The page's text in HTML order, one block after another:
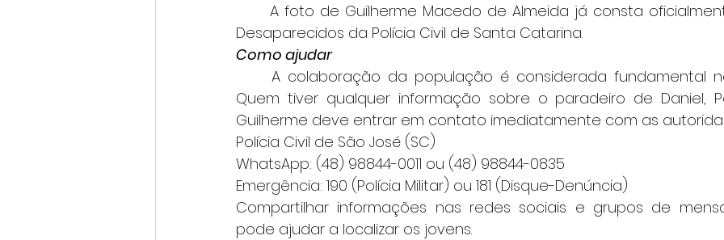
Desaparecidos da Polícia Civil de Santa Catarina.
Como ajudar
Quem tiver qualquer informação sobre o paradeiro de Daniel,
Guilherme deve entrar em contato imediatamente com as
Polícia Civil de São José (SC)
WhatsApp: (48) 98844-0011 ou (48) 98844-0835
Emergência: 190 (Polícia Militar) ou 181 (Disque-Denúncia)
Compartilhar informações nas redes sociais e grupos de
pode ajudar a localizar os jovens.